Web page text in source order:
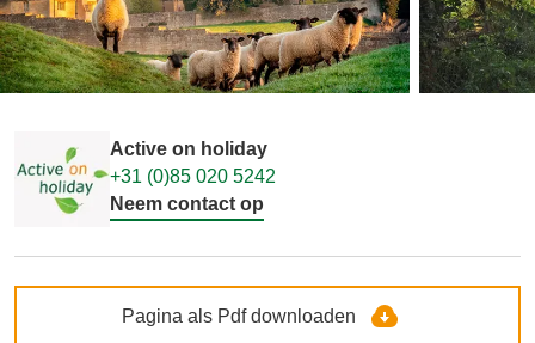
Active on holiday
+31 (0)85 020 5242
Neem contact op
Pagina als Pdf downloaden